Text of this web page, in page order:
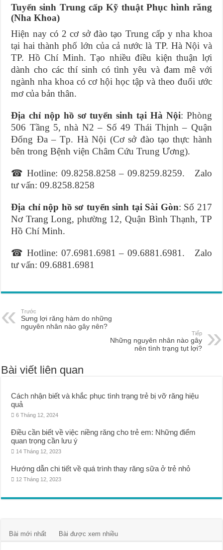
Tuyển sinh Trung cấp Kỹ thuật Phục hình răng
(Nha Khoa)
Hiện nay có 2 cơ sở đào tạo Trung cấp y nha khoa
tại hai thành phố lớn của cả nước là TP. Hà Nội và
TP. Hồ Chí Minh. Tạo nhiều điều kiện thuận lợi
dành cho các thí sinh có tình yêu và đam mê với
ngành nha khoa có cơ hội học tập và theo đuổi ước
mơ của bản thân.
Địa chỉ nộp hồ sơ tuyển sinh tại Hà Nội: Phòng
506 Tầng 5, nhà N2 – Số 49 Thái Thịnh – Quận
Đống Đa – Tp. Hà Nội (Cơ sở đào tạo thực hành
bên trong Bệnh viện Châm Cứu Trung Ương).
☎ Hotline: 09.8258.8258 – 09.8259.8259. Zalo
tư vấn: 09.8258.8258
Địa chỉ nộp hồ sơ tuyển sinh tại Sài Gòn: Số 217
Nơ Trang Long, phường 12, Quận Bình Thạnh, TP
Hồ Chí Minh.
☎ Hotline: 07.6981.6981 – 09.6881.6981. Zalo
tư vấn: 09.6881.6981
Trước
Sưng lợi răng hàm do những
nguyên nhân nào gây nên?
Tiếp
Những nguyên nhân nào gây
nên tình trạng tụt lợi?
Bài viết liên quan
Cách nhận biết và khắc phục tình trạng trẻ bị vỡ răng hiệu
quả
6 Tháng 12, 2024
Điều cần biết về việc niềng răng cho trẻ em: Những điểm
quan trọng cần lưu ý
14 Tháng 12, 2023
Hướng dẫn chi tiết về quá trình thay răng sữa ở trẻ nhỏ
12 Tháng 12, 2023
Bài mới nhất Bài được xem nhiều